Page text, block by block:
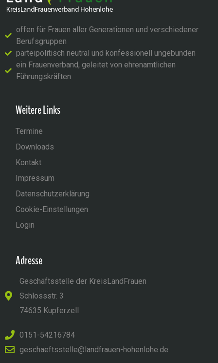
offen für Frauen aller Generationen und verschiedener
Berufsgruppen
parteipolitisch neutral und konfessionell ungebunden
ein Frauenverband, geleitet von ehrenamtlichen
Führungskräften
Weitere Links
Termine
Downloads
Kontakt
Impressum
Datenschutzerklärung
Cookie-Einstellungen
Login
Adresse
Geschäftsstelle der KreisLandFrauen
Schlossstr. 3
74635 Kupferzell
0151-54216784
geschaeftsstelle@landfrauen-hohenlohe.de